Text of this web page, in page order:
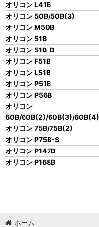
オリコン L41B
オリコン 50B/50B(3)
オリコン M50B
オリコン 51B
オリコン 51B-B
オリコン F51B
オリコン L51B
オリコン P51B
オリコン P56B
オリコン
60B/60B(2)/60B(3)/60B(4)
オリコン 75B/75B(2)
オリコン P75B-S
オリコン P147B
オリコン P168B
ホーム